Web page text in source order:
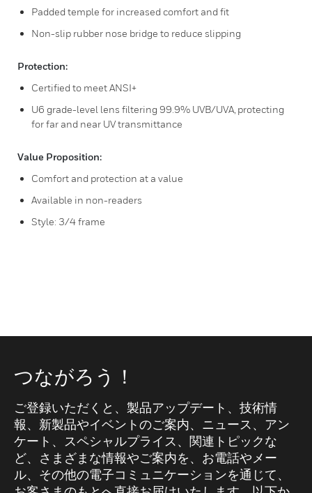
Padded temple for increased comfort and fit
Non-slip rubber nose bridge to reduce slipping
Protection:
Certified to meet ANSI+
U6 grade-level lens filtering 99.9% UVB/UVA, protecting
for far and near UV transmittance
Value Proposition:
Comfort and protection at a value
Available in non-readers
Style: 3/4 frame
つながろう！
ご登録いただくと、製品アップデート、技術情
報、新製品やイベントのご案内、ニュース、アン
ケート、スペシャルプライス、関連トピックな
ど、さまざまな情報やご案内を、お電話やメー
ル、その他の電子コミュニケーションを通じて、